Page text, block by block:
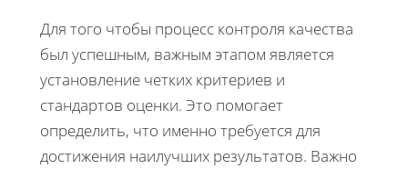
Для того чтобы процесс контроля качества
был успешным, важным этапом является
установление четких критериев и
стандартов оценки. Это помогает
определить, что именно требуется для
достижения наилучших результатов. Важно